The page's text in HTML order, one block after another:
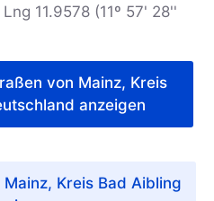
11.9578 (11º 57' 28''
von Mainz, Kreis
anzeigen
Kreis Bad Aibling